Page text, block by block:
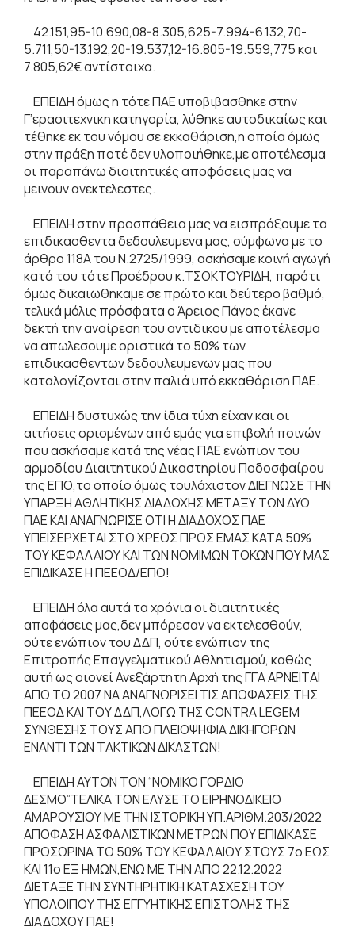
42.151,95-10.690,08-8.305,625-7.994-6.132,70-
5.711,50-13.192,20-19.537,12-16.805-19.559,775 και
7.805,62€ αντίστοιχα.
ΕΠΕΙΔΗ όμως η τότε ΠΑΕ υποβιβασθηκε στην
Γ’ερασιτεχνικη κατηγορία, λύθηκε αυτοδικαίως και
τέθηκε εκ του νόμου σε εκκαθάριση,η οποία όμως
στην πράξη ποτέ δεν υλοποιήθηκε,με αποτέλεσμα
οι παραπάνω διαιτητικές αποφάσεις μας να
μεινουν ανεκτελεστες.
ΕΠΕΙΔΗ στην προσπάθεια μας να εισπράξουμε τα
επιδικασθεντα δεδουλευμενα μας, σύμφωνα με το
άρθρο 118Α του Ν.2725/1999, ασκήσαμε κοινή αγωγή
κατά του τότε Προέδρου κ.ΤΣΟΚΤΟΥΡΙΔΗ, παρότι
όμως δικαιωθηκαμε σε πρώτο και δεύτερο βαθμό,
τελικά μόλις πρόσφατα ο Άρειος Πάγος έκανε
δεκτή την αναίρεση του αντιδικου με αποτέλεσμα
να απωλεσουμε οριστικά το 50% των
επιδικασθεντων δεδουλευμενων μας που
καταλογίζονται στην παλιά υπό εκκαθάριση ΠΑΕ.
ΕΠΕΙΔΗ δυστυχώς την ίδια τύχη είχαν και οι
αιτήσεις ορισμένων από εμάς για επιβολή ποινών
που ασκήσαμε κατά της νέας ΠΑΕ ενώπιον του
αρμοδίου Διαιτητικού Δικαστηρίου Ποδοσφαίρου
της ΕΠΟ,το οποίο όμως τουλάχιστον ΔΙΕΓΝΩΣΕ ΤΗΝ
ΥΠΑΡΞΗ ΑΘΛΗΤΙΚΗΣ ΔΙΑΔΟΧΗΣ ΜΕΤΑΞΥ ΤΩΝ ΔΥΟ
ΠΑΕ ΚΑΙ ΑΝΑΓΝΩΡΙΣΕ ΟΤΙ Η ΔΙΑΔΟΧΟΣ ΠΑΕ
ΥΠΕΙΣΕΡΧΕΤΑΙ ΣΤΟ ΧΡΕΟΣ ΠΡΟΣ ΕΜΑΣ ΚΑΤΑ 50%
ΤΟΥ ΚΕΦΑΛΑΙΟΥ ΚΑΙ ΤΩΝ ΝΟΜΙΜΩΝ ΤΟΚΩΝ ΠΟΥ ΜΑΣ
ΕΠΙΔΙΚΑΣΕ Η ΠΕΕΟΔ/ΕΠΟ!
ΕΠΕΙΔΗ όλα αυτά τα χρόνια οι διαιτητικές
αποφάσεις μας,δεν μπόρεσαν να εκτελεσθούν,
ούτε ενώπιον του ΔΔΠ, ούτε ενώπιον της
Επιτροπής Επαγγελματικού Αθλητισμού, καθώς
αυτή ως οιονεί Ανεξάρτητη Αρχή της ΓΓΑ ΑΡΝΕΙΤΑΙ
ΑΠΟ ΤΟ 2007 ΝΑ ΑΝΑΓΝΩΡΙΣΕΙ ΤΙΣ ΑΠΟΦΑΣΕΙΣ ΤΗΣ
ΠΕΕΟΔ ΚΑΙ ΤΟΥ ΔΔΠ,ΛΟΓΩ ΤΗΣ CONTRA LEGEM
ΣΥΝΘΕΣΗΣ ΤΟΥΣ ΑΠΟ ΠΛΕΙΟΨΗΦΙΑ ΔΙΚΗΓΟΡΩΝ
ΕΝΑΝΤΙ ΤΩΝ ΤΑΚΤΙΚΩΝ ΔΙΚΑΣΤΩΝ!
ΕΠΕΙΔΗ ΑΥΤΟΝ ΤΟΝ “ΝΟΜΙΚΟ ΓΟΡΔΙΟ
ΔΕΣΜΟ”ΤΕΛΙΚΑ ΤΟΝ ΕΛΥΣΕ ΤΟ ΕΙΡΗΝΟΔΙΚΕΙΟ
ΑΜΑΡΟΥΣΙΟΥ ΜΕ ΤΗΝ ΙΣΤΟΡΙΚΗ ΥΠ.ΑΡΙΘΜ.203/2022
ΑΠΟΦΑΣΗ ΑΣΦΑΛΙΣΤΙΚΩΝ ΜΕΤΡΩΝ ΠΟΥ ΕΠΙΔΙΚΑΣΕ
ΠΡΟΣΩΡΙΝΑ ΤΟ 50% ΤΟΥ ΚΕΦΑΛΑΙΟΥ ΣΤΟΥΣ 7ο ΕΩΣ
ΚΑΙ 11ο ΕΞ ΗΜΩΝ,ΕΝΩ ΜΕ ΤΗΝ ΑΠΟ 22.12.2022
ΔΙΕΤΑΞΕ ΤΗΝ ΣΥΝΤΗΡΗΤΙΚΗ ΚΑΤΑΣΧΕΣΗ ΤΟΥ
ΥΠΟΛΟΙΠΟΥ ΤΗΣ ΕΓΓΥΗΤΙΚΗΣ ΕΠΙΣΤΟΛΗΣ ΤΗΣ
ΔΙΑΔΟΧΟΥ ΠΑΕ!